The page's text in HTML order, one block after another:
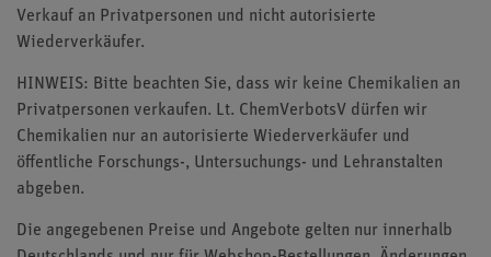
Verkauf an Privatpersonen und nicht autorisierte
Wiederverkäufer.
HINWEIS: Bitte beachten Sie, dass wir keine Chemikalien an
Privatpersonen verkaufen. Lt. ChemVerbotsV dürfen wir
Chemikalien nur an autorisierte Wiederverkäufer und
öffentliche Forschungs-, Untersuchungs- und Lehranstalten
abgeben.
Die angegebenen Preise und Angebote gelten nur innerhalb